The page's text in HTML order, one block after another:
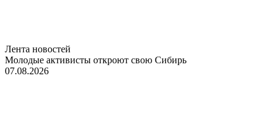
Лента новостей
Молодые активисты откроют свою Сибирь
07.08.2026